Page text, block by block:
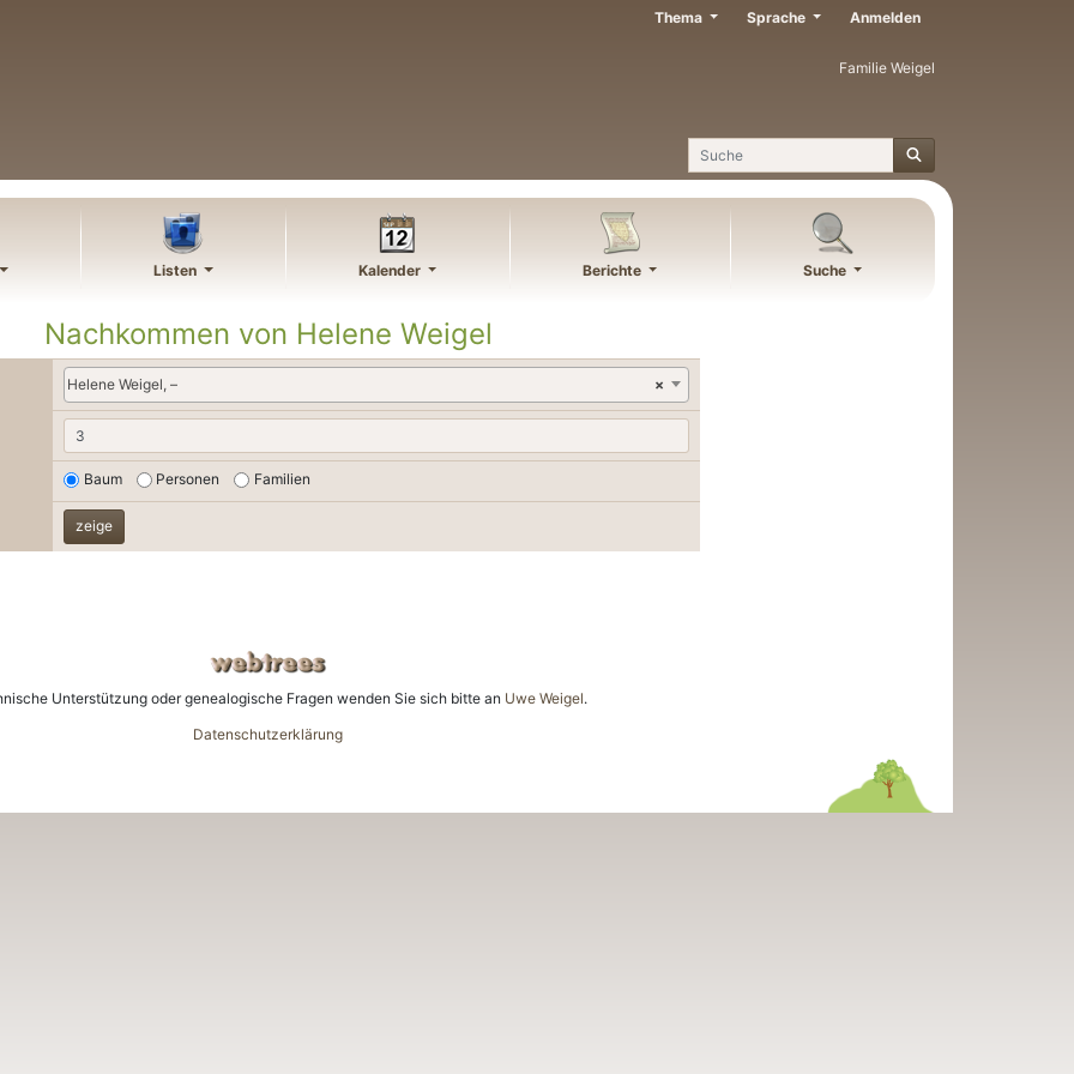
Familie Weigel
Suche
Thema Sprache Anmelden
Listen Kalender Berichte Suche
Nachkommen von Helene Weigel
×
Helene Weigel, –
Baum Personen Familien
Unterstützung oder genealogische Fragen wenden Sie sich bitte an Uwe Weigel.
Datenschutzerklärung